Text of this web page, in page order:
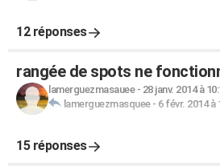
12 réponses
rangée de spots ne
lamerguezmasauee- 28 janv. 2014 à
lamerguezmasquee- 6 févr. 2014 à
15 réponses